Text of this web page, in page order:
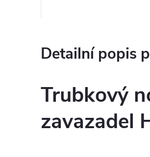
Detailní popis
Trubkový
zavazadel